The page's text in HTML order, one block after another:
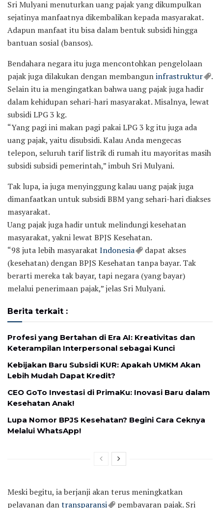
Sri Mulyani menuturkan uang pajak yang dikumpulkan
sejatinya manfaatnya dikembalikan kepada masyarakat.
Adapun manfaat itu bisa dalam bentuk subsidi hingga
bantuan sosial (bansos).
Bendahara negara itu juga mencontohkan pengelolaan
pajak juga dilakukan dengan membanguninfrastruktur
.
Selain itu ia mengingatkan bahwa uang pajak juga hadir
dalam kehidupan sehari-hari masyarakat. Misalnya, lewat
subsidi LPG 3 kg.
“Yang pagi ini makan pagi pakai LPG 3 kg itu juga ada
uang pajak, yaitu disubsidi. Kalau Anda mengecas
telepon, seluruh tarif listrik di rumah itu mayoritas masih
subsidi subsidi pemerintah,” imbuh Sri Mulyani.
Tak lupa, ia juga menyinggung kalau uang pajak juga
dimanfaatkan untuk subsidi BBM yang sehari-hari diakses
masyarakat.
Uang pajak juga hadir untuk melindungi kesehatan
masyarakat, yakni lewat BPJS Kesehatan.
“98 juta lebih masyarakat Indonesia
dapat akses
(kesehatan) dengan BPJS Kesehatan tanpa bayar. Tak
berarti mereka tak bayar, tapi negara (yang bayar)
melalui penerimaan pajak,” jelas Sri Mulyani.
Berita terkait :
Profesi yang Bertahan di Era AI: Kreativitas dan
Keterampilan Interpersonal sebagai Kunci
Kebijakan Baru Subsidi KUR: Apakah UMKM Akan
Lebih Mudah Dapat Kredit?
CEO GoTo Investasi di PrimaKu: Inovasi Baru dalam
Kesehatan Anak!
Lupa Nomor BPJS Kesehatan? Begini Cara Ceknya
Melalui WhatsApp!
Meski begitu, ia berjanji akan terus meningkatkan
pelayanan dantransparansi
pembayaran pajak. Sri